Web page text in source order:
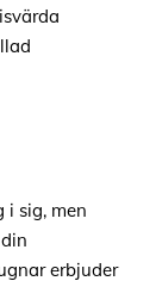
sig, men
erbjuder